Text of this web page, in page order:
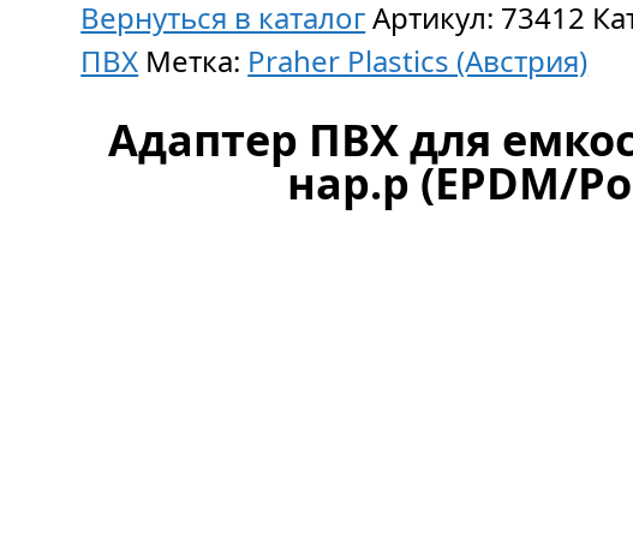
Вернуться в каталогАртикул: 73412
ПВХ Метка: Praher Plastics (Австрия)
Адаптер ПВХ для
нар.р (EPDM/